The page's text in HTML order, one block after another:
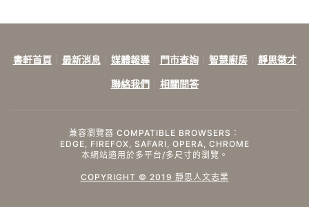
書軒首頁 最新消息 媒體報導 門市查詢 智慧廚房 靜思徵才
聯絡我們 相關問答
兼容瀏覽器 COMPATIBLE BROWSERS：
EDGE, FIREFOX, SAFARI, OPERA, CHROME
本網站適用於多平台/多尺寸的瀏覽。
COPYRIGHT © 2019 靜思人文志業